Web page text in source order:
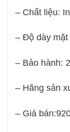
– Chất liệu:
– Độ dày mặt
– Bảo hành:
– Hãng sản
– Giá